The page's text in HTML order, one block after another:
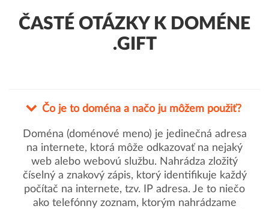
ČASTÉ OTÁZKY K DOMÉNE
.GIFT
Čo je to doména a načo ju môžem použiť?
Doména (doménové meno) je jedinečná adresa
na internete, ktorá môže odkazovať na nejaký
web alebo webovú službu. Nahrádza zložitý
číselný a znakový zápis, ktorý identifikuje každý
počítač na internete, tzv. IP adresa. Je to niečo
ako telefónny zoznam, ktorým nahrádzame